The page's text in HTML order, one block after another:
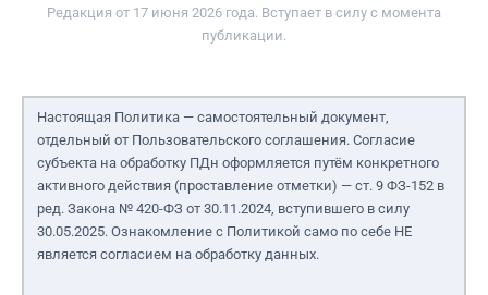
Редакция от 17 июня 2026 года. Вступает в силу с момента
публикации.
Настоящая Политика — самостоятельный документ,
отдельный от Пользовательского соглашения. Согласие
субъекта на обработку ПДн оформляется путём конкретного
активного действия (проставление отметки) — ст. 9 ФЗ-152 в
ред. Закона № 420-ФЗ от 30.11.2024, вступившего в силу
30.05.2025. Ознакомление с Политикой само по себе НЕ
является согласием на обработку данных.